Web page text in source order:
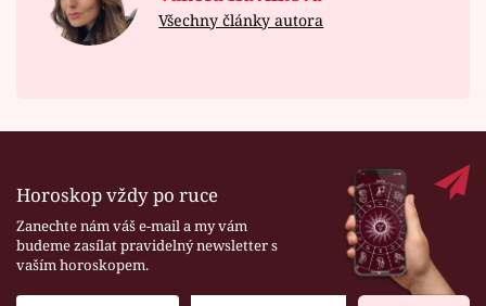
Všechny články autora
Horoskop vždy po ruce
Zanechte nám váš e-mail a my vám
budeme zasílat pravidelný newsletter s
vaším horoskopem.